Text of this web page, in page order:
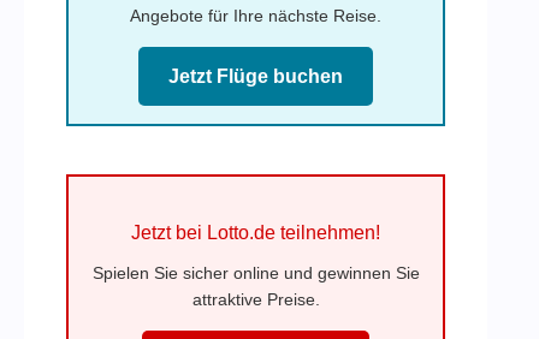
Angebote für Ihre nächste Reise.
Jetzt Flüge buchen
Jetzt bei Lotto.de teilnehmen!
Spielen Sie sicher online und gewinnen Sie
attraktive Preise.